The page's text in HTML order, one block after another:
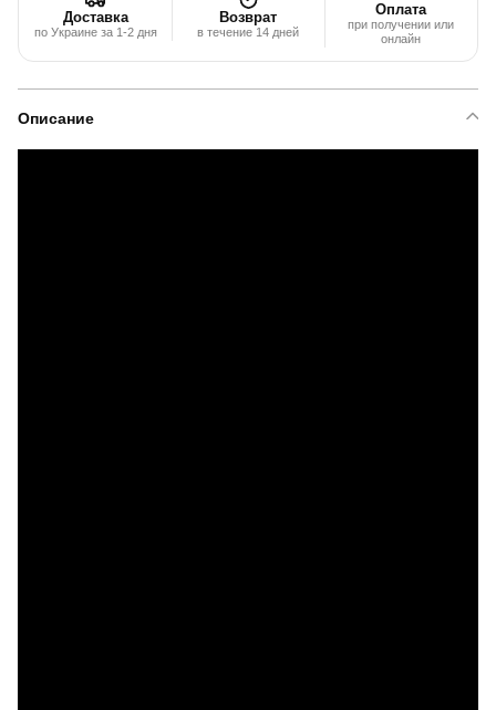
Доставка
по Украине за 1-2 дня
Возврат
в течение 14 дней
Оплата
при получении или
онлайн
Описание